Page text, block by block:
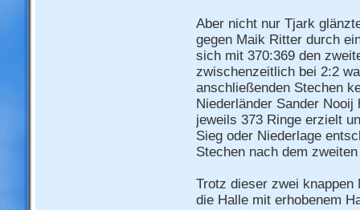
Aber nicht nur Tjark
gegen Maik Ritter durch
sich mit 370:369 den
zwischenzeitlich bei 2:2
anschließenden Stechen
Niederländer Sander
jeweils 373 Ringe erzielt
Sieg oder Niederlage
Stechen nach dem
Trotz dieser zwei knappen
die Halle mit erhobenem